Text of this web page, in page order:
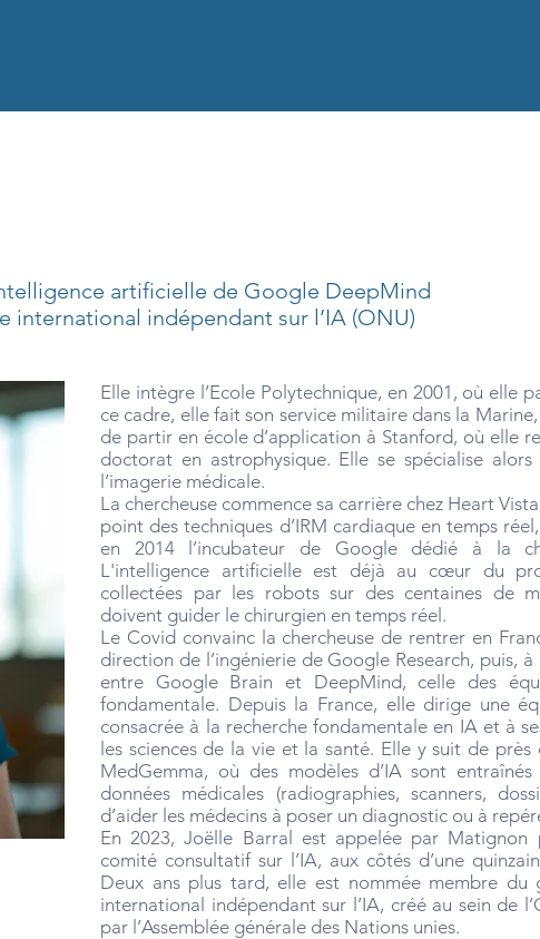
artificielle de Google DeepMind
indépendant sur l’IA (ONU)
Elle intègre l’Ecole Polytechnique, en 2001, où elle
ce cadre, elle fait son service militaire dans la
de partir en école d’application à Stanford, où elle
doctorat en astrophysique. Elle se spécialise
l’imagerie médicale.
La chercheuse commence sa carrière chez Heart
point des techniques d’IRM cardiaque en temps
en 2014 l’incubateur de Google dédié à la
L'intelligence artificielle est déjà au cœur du
collectées par les robots sur des centaines de
doivent guider le chirurgien en temps réel.
Le Covid convainc la chercheuse de rentrer en
direction de l’ingénierie de Google Research, puis,
entre Google Brain et DeepMind, celle des
fondamentale. Depuis la France, elle dirige une
consacrée à la recherche fondamentale en IA et à
les sciences de la vie et la santé. Elle y suit de
MedGemma, où des modèles d’IA sont
données médicales (radiographies, scanners,
d’aider les médecins à poser un diagnostic ou à
En 2023, Joëlle Barral est appelée par Matignon
comité consultatif sur l’IA, aux côtés d’une
Deux ans plus tard, elle est nommée membre du
international indépendant sur l’IA, créé au sein de
par l’Assemblée générale des Nations unies.